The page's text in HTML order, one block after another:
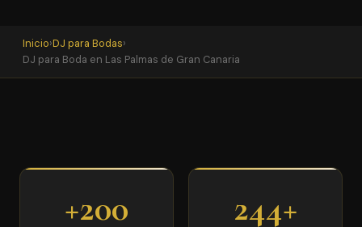
Inicio›DJ para Bodas›
DJ para Boda en Las Palmas de Gran Canaria
+200 244+